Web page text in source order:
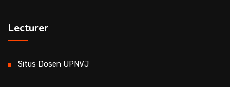
Lecturer
Situs Dosen UPNVJ